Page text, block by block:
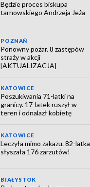
Będzie proces biskupa
tarnowskiego Andrzeja Jeża
POZNAŃ
Ponowny pożar. 8 zastępów
straży w akcji
[AKTUALIZACJA]
KATOWICE
Poszukiwania 71-latki na
granicy. 17-latek ruszył w
teren i odnalazł kobietę
KATOWICE
Leczyła mimo zakazu. 82-latka
słyszała 176 zarzutów!
BIAŁYSTOK